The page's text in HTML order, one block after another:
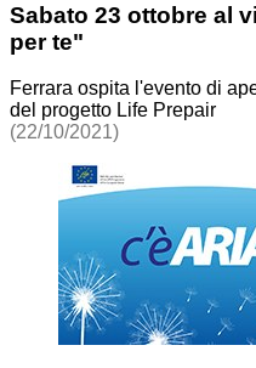
Sabato 23 ottobre al
per te"
Ferrara ospita l'evento di
del progetto Life Prepair
(22/10/2021)